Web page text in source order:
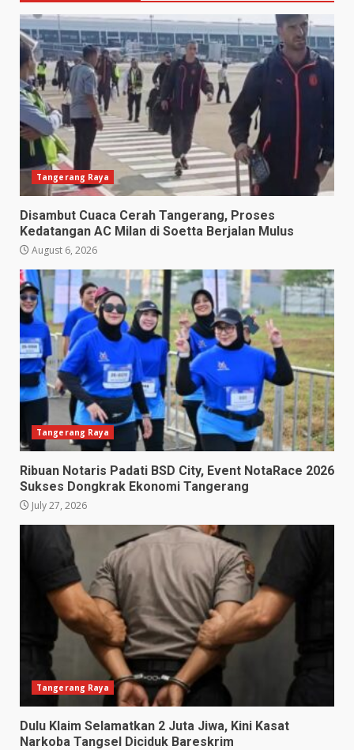
Tangerang Raya
Disambut Cuaca Cerah Tangerang, Proses
Kedatangan AC Milan di Soetta Berjalan Mulus
August 6, 2026
Tangerang Raya
Ribuan Notaris Padati BSD City, Event NotaRace 2026
Sukses Dongkrak Ekonomi Tangerang
July 27, 2026
Tangerang Raya
Dulu Klaim Selamatkan 2 Juta Jiwa, Kini Kasat
Narkoba Tangsel Diciduk Bareskrim